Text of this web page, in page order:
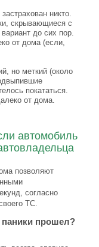
никто.
скрывающиеся с
до сих пор.
от дома (если,
но меткий (около
покататься.
от дома.
автомобиль
позволяют
согласно
ТС.
паники прошел?